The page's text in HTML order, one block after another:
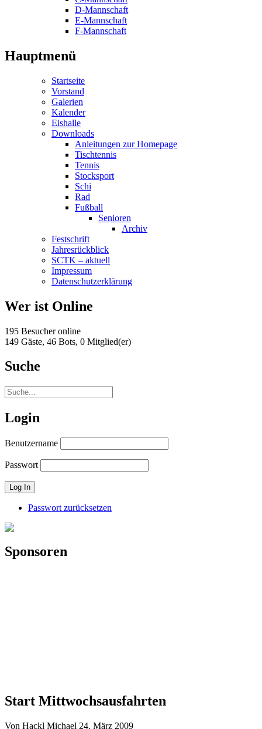
D-Mannschaft
E-Mannschaft
F-Mannschaft
Hauptmenü
Startseite
Vorstand
Galerien
Kalender
Eishalle
Downloads
Anleitungen zur Homepage
Tischtennis
Tennis
Stocksport
Schi
Rad
Fußball
Senioren
Archiv
Festschrift
Jahresrückblick
SCTK – aktuell
Impressum
Datenschutzerklärung
Wer ist Online
195 Besucher online
149 Gäste, 46 Bots, 0 Mitglied(er)
Suche
Login
Benutzername
Passwort
Passwort zurücksetzen
Sponsoren
Start Mittwochsausfahrten
Von Hackl Michael 24. März 2009